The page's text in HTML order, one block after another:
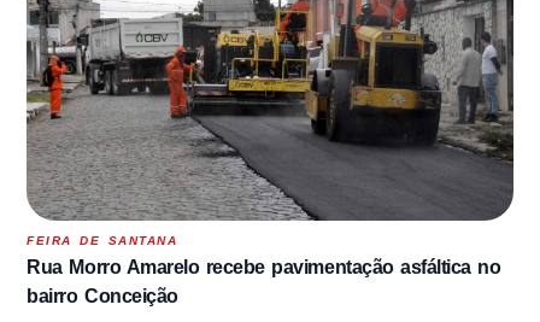
FEIRA DE SANTANA
Rua Morro Amarelo recebe pavimentação asfáltica no
bairro Conceição